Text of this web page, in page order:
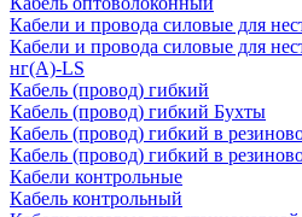
Кабели и провода силовые для
Кабели и провода силовые для
нг(А)-LS
Кабель (провод) гибкий
Кабель (провод) гибкий Бухты
Кабель (провод) гибкий в
Кабель (провод) гибкий в
Кабели контрольные
Кабель контрольный